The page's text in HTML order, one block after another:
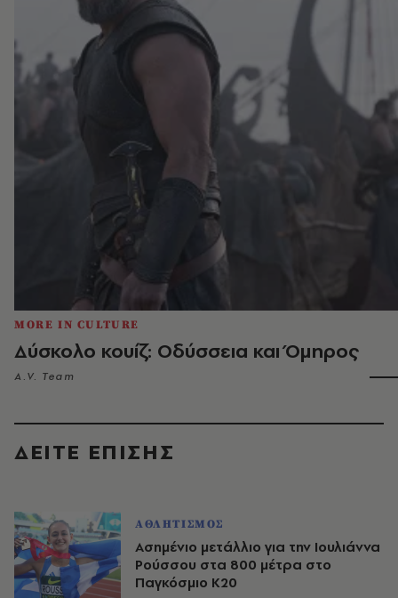
MORE IN CULTURE
Δύσκολο κουίζ: Οδύσσεια και Όμηρος
A.V. Team
ΔΕΙΤΕ ΕΠΙΣΗΣ
ΑΘΛΗΤΙΣΜΟΣ
Ασημένιο μετάλλιο για την Ιουλιάννα
Ρούσσου στα 800 μέτρα στο
Παγκόσμιο Κ20